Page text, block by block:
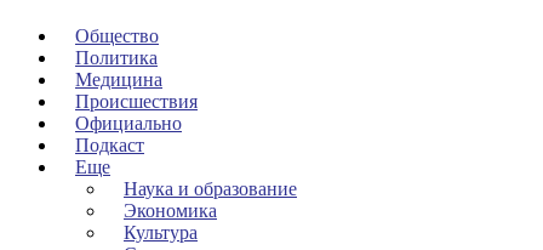
Общество
Политика
Медицина
Происшествия
Официально
Подкаст
Еще
Наука и образование
Экономика
Культура